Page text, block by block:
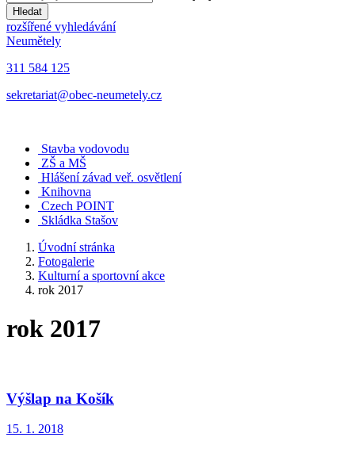
Hledat
rozšířené vyhledávání
Neumětely
311 584 125
sekretariat@obec-neumetely.cz
Stavba vodovodu
ZŠ a MŠ
Hlášení závad veř. osvětlení
Knihovna
Czech POINT
Skládka Stašov
Úvodní stránka
Fotogalerie
Kulturní a sportovní akce
rok 2017
rok 2017
Výšlap na Košík
15. 1. 2018